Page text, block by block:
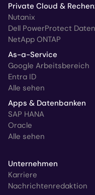
Private Cloud &
Nutanix
Dell PowerProtect
NetApp ONTAP
As-a-Service
Google Arbeitsbereich
Entra ID
Alle sehen
Apps & Datenbanken
SAP HANA
Oracle
Alle sehen
Unternehmen
Karriere
Nachrichtenredaktion